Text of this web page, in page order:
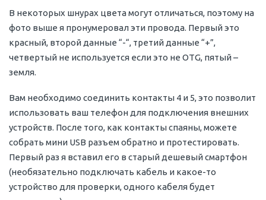
В некоторых шнурах цвета могут отличаться, поэтому на
фото выше я пронумеровал эти провода. Первый это
красный, второй данные “-“, третий данные “+”,
четвертый не используется если это не OTG, пятый –
земля.
Вам необходимо соединить контакты 4 и 5, это позволит
использовать ваш телефон для подключения внешних
устройств. После того, как контакты спаяны, можете
собрать мини USB разъем обратно и протестировать.
Первый раз я вставил его в старый дешевый смартфон
(необязательно подключать кабель и какое-то
устройство для проверки, одного кабеля будет